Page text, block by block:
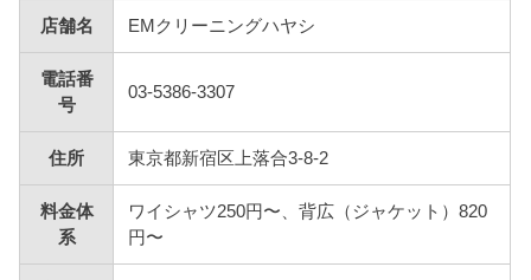
店舗名 EMクリーニングハヤシ
電話番
号
03-5386-3307
住所 東京都新宿区上落合3-8-2
料金体
系
ワイシャツ250円〜、背広（ジャケット）820
円〜